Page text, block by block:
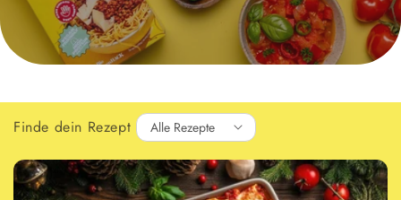
Finde dein Rezept